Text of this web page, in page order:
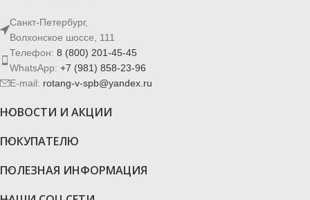
Санкт-Петербург,
Волхонское шоссе, 111
Телефон: 8 (800) 201-45-45
WhatsApp: +7 (981) 858-23-96
E-mail: rotang-v-spb@yandex.ru
НОВОСТИ И АКЦИИ
ПОКУПАТЕЛЮ
ПОЛЕЗНАЯ ИНФОРМАЦИЯ